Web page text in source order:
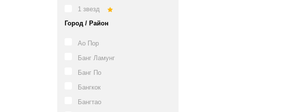
1 звезд
Город / Район
Ао Пор
Банг Ламунг
Банг По
Бангкок
Бангтао